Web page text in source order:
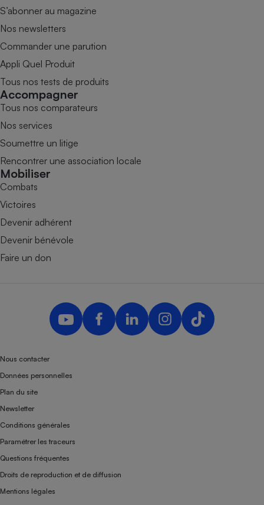
S’abonner au magazine
Nos newsletters
Commander une parution
Appli Quel Produit
Tous nos tests de produits
Accompagner
Tous nos comparateurs
Nos services
Soumettre un litige
Rencontrer une association locale
Mobiliser
Combats
Victoires
Devenir adhérent
Devenir bénévole
Faire un don
Nous contacter
Données personnelles
Plan du site
Newsletter
Conditions générales
Paramétrer les traceurs
Questions fréquentes
Droits de reproduction et de diffusion
Mentions légales